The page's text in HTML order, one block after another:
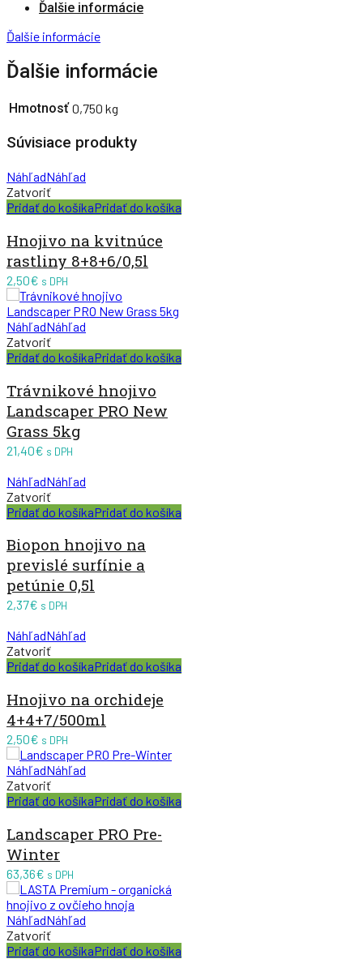
Ďalšie informácie
Ďalšie informácie
Ďalšie informácie
Hmotnosť 0,750 kg
Súvisiace produkty
NáhľadNáhľad
Zatvoriť
Pridať do košíkaPridať do košíka
Hnojivo na kvitnúce
rastliny 8+8+6/0,5l
2,50€ s DPH
NáhľadNáhľad
Zatvoriť
Pridať do košíkaPridať do košíka
Trávnikové hnojivo
Landscaper PRO New
Grass 5kg
21,40€ s DPH
NáhľadNáhľad
Zatvoriť
Pridať do košíkaPridať do košíka
Biopon hnojivo na
previslé surfínie a
petúnie 0,5l
2,37€ s DPH
NáhľadNáhľad
Zatvoriť
Pridať do košíkaPridať do košíka
Hnojivo na orchideje
4+4+7/500ml
2,50€ s DPH
NáhľadNáhľad
Zatvoriť
Pridať do košíkaPridať do košíka
Landscaper PRO Pre-
Winter
63,36€ s DPH
NáhľadNáhľad
Zatvoriť
Pridať do košíkaPridať do košíka